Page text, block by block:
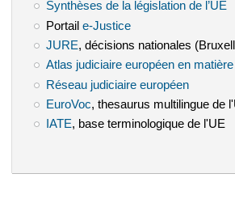
Synthèses de la législation de l’UE
Portail e-Justice(le lien est externe)
JURE(le lien est externe)
, décisions nationales
Atlas judiciaire européen en
Réseau judiciaire européen(le lien
EuroVoc(le lien est externe)
, thesaurus multilingue de
IATE(le lien est externe)
, base terminologique de l'UE